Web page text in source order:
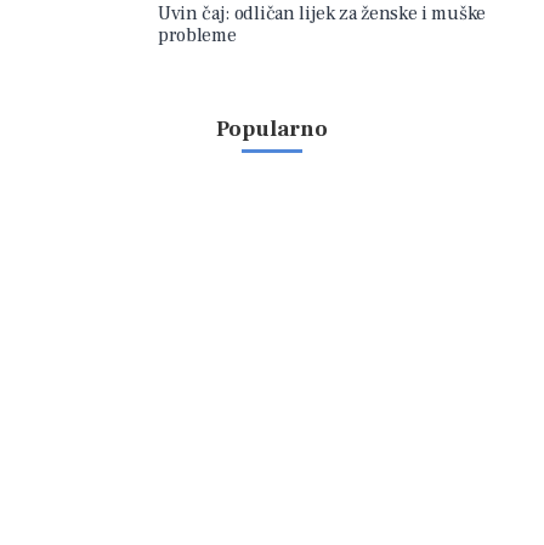
Uvin čaj: odličan lijek za ženske i muške
probleme
Popularno